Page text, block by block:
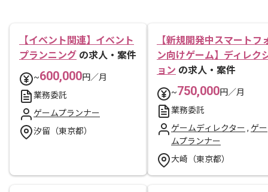
【イベント関連】イベント
プランニング の求人・案件
~600,000円／月
業務委託
ゲームプランナー
汐留（東京都）
【新規開発中スマートフ
ン向けゲーム】ディレク
ョン の求人・案件
~750,000円／月
業務委託
ゲームディレクター , ゲー
ムプランナー
大崎（東京都）